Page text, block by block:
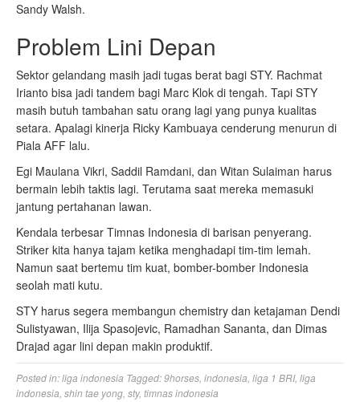
Sandy Walsh.
Problem Lini Depan
Sektor gelandang masih jadi tugas berat bagi STY. Rachmat
Irianto bisa jadi tandem bagi Marc Klok di tengah. Tapi STY
masih butuh tambahan satu orang lagi yang punya kualitas
setara. Apalagi kinerja Ricky Kambuaya cenderung menurun di
Piala AFF lalu.
Egi Maulana Vikri, Saddil Ramdani, dan Witan Sulaiman harus
bermain lebih taktis lagi. Terutama saat mereka memasuki
jantung pertahanan lawan.
Kendala terbesar Timnas Indonesia di barisan penyerang.
Striker kita hanya tajam ketika menghadapi tim-tim lemah.
Namun saat bertemu tim kuat, bomber-bomber Indonesia
seolah mati kutu.
STY harus segera membangun chemistry dan ketajaman Dendi
Sulistyawan, Ilija Spasojevic, Ramadhan Sananta, dan Dimas
Drajad agar lini depan makin produktif.
Posted in:liga indonesia Tagged:9horses indonesia liga 1 BRI, liga
indonesia shin tae yong sty, timnas indonesia